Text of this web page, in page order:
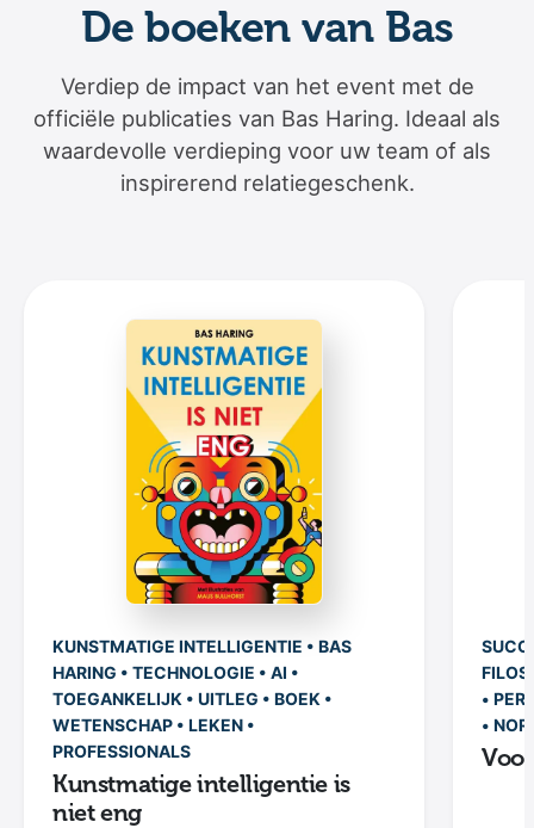
De boeken van Bas
Verdiep de impact van het event met de
officiële publicaties van Bas Haring. Ideaal als
waardevolle verdieping voor uw team of als
inspirerend relatiegeschenk.
KUNSTMATIGE INTELLIGENTIE • BAS
HARING • TECHNOLOGIE • AI •
TOEGANKELIJK • UITLEG • BOEK •
WETENSCHAP • LEKEN •
PROFESSIONALS
Kunstmatige intelligentie is
niet eng
•
•